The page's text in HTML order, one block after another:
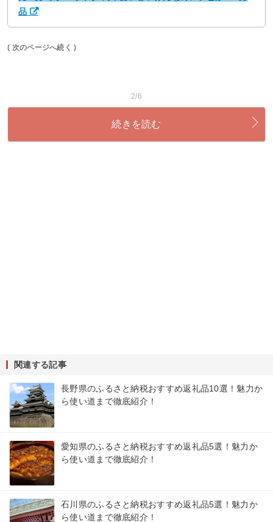
品
( 次のページへ続く )
2/6
続きを読む
関連する記事
長野県のふるさと納税おすすめ返礼品10選！魅力か
ら使い道まで徹底紹介！
愛知県のふるさと納税おすすめ返礼品5選！魅力か
ら使い道まで徹底紹介！
石川県のふるさと納税おすすめ返礼品5選！魅力か
ら使い道まで徹底紹介！